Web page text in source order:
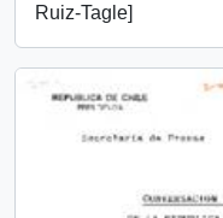
Ruiz-Tagle]